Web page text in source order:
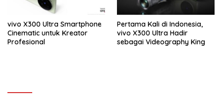
vivo X300 Ultra Smartphone
Cinematic untuk Kreator
Profesional
Pertama Kali di Indonesia,
vivo X300 Ultra Hadir
sebagai Videography King